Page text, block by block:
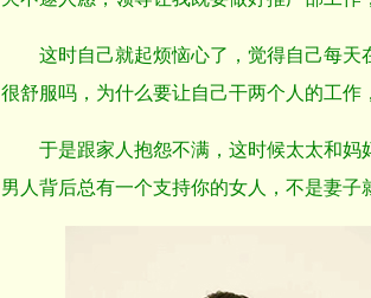
这时自己就起烦恼心了，觉得自己每
很舒服吗，为什么要让自己干两个人的工
于是跟家人抱怨不满，这时候太太和
男人背后总有一个支持你的女人，不是妻子